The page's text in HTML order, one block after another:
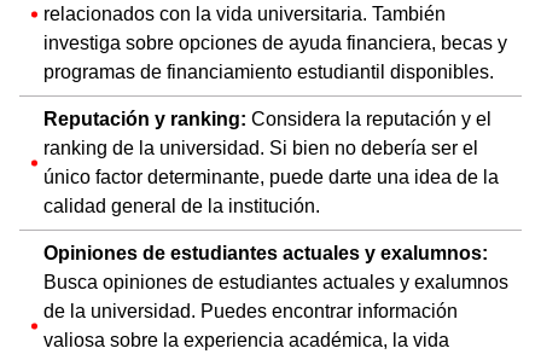
relacionados con la vida universitaria. También
investiga sobre opciones de ayuda financiera, becas y
programas de financiamiento estudiantil disponibles.
Reputación y ranking: Considera la reputación y el
ranking de la universidad. Si bien no debería ser el
único factor determinante, puede darte una idea de la
calidad general de la institución.
Opiniones de estudiantes actuales y exalumnos:
Busca opiniones de estudiantes actuales y exalumnos
de la universidad. Puedes encontrar información
valiosa sobre la experiencia académica, la vida